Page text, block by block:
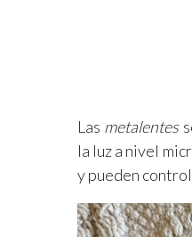
Las metalentes
la luz a nivel
y pueden